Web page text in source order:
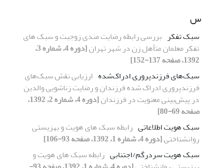
س
سبک تفکر بررسی رابطه رضایت مندی زوجیت و سبک های
تفکر معلمان متأهل زن در شهر تهران
[دوره 4، شماره 3،
1392، صفحه 137-152]
سبک‌های فرزندپروری ادراک‌شده ارزیابی نقش سبک‌های
فرزندپروری ادراک شده فرزندان و رضایت زناشویی والدین
در پیش‌بینی معنویت در فرزندان
[دوره 4، شماره 2، 1392،
صفحه 69-80]
سبک هویت اطلاعاتی رابطه سبک های هویت و بهزیستی
روانشناختی[دوره 4، شماره 1، 1392، صفحه 93-106]
سبک هویت سردرگم/اجتنابی رابطه سبک های هویت و